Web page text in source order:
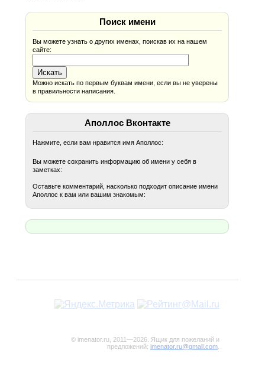
Поиск имени
Вы можете узнать о других именах, поискав их на нашем
сайте:
Можно искать по первым буквам имени, если вы не уверены
в правильности написания.
Аполлос Вконтакте
Нажмите, если вам нравится имя Аполлос:
Вы можете сохранить информацию об имени у себя в
заметках:
Оставьте комментарий, насколько подходит описание имени
Аполлос к вам или вашим знакомым:
© imenator.ru, 2011—2026. Ящик для пожеланий и
предложений:imenator.ru@gmail.com